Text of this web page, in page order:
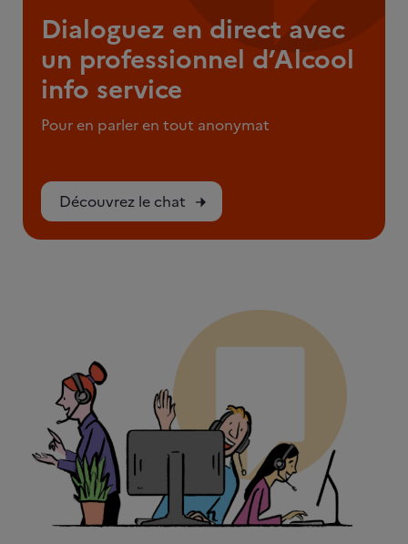
Dialoguez en direct avec
un professionnel d’Alcool
info service
Pour en parler en tout anonymat
Découvrez le chat